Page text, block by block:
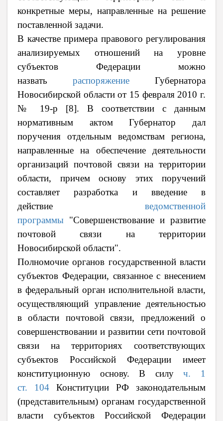
конкретные меры, направленные на решение
поставленной задачи.
В качестве примера правового регулирования
анализируемых отношений на уровне
субъектов Федерации можно
назвать распоряжение Губернатора
Новосибирской области от 15 февраля 2010 г.
№ 19-р
[8]. В соответствии с данным
нормативным актом Губернатор дал
поручения отдельным ведомствам региона,
направленные на обеспечение деятельности
организаций почтовой связи на территории
области, причем основу этих поручений
составляет разработка и введение в
действие ведомственной
программы "Совершенствование и развитие
почтовой связи на территории
Новосибирской области".
Полномочие органов государственной власти
субъектов Федерации, связанное с внесением
в федеральный орган исполнительной власти,
осуществляющий управление деятельностью
в области почтовой связи, предложений о
совершенствовании и развитии сети почтовой
связи на территориях соответствующих
субъектов Российской Федерации имеет
конституционную основу. В силуч. 1
ст. 104 Конституции РФ законодательным
(представительным) органам государственной
власти субъектов Российской Федерации